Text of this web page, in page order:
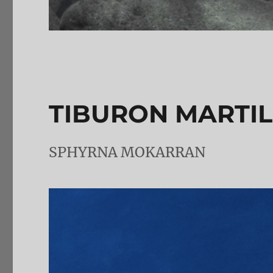
TIBURON
SPHYRNA MOKARRAN